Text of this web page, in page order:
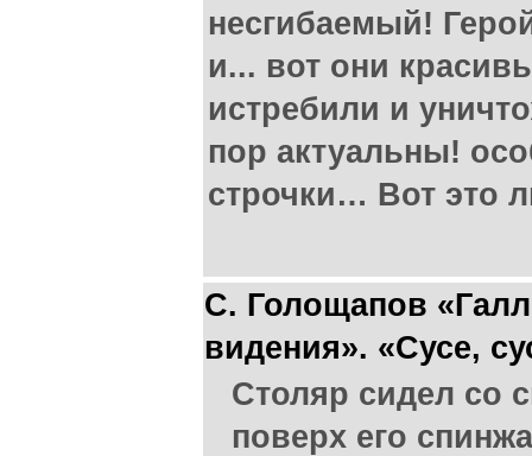
несгибаемый!
и... вот они
истребили и
пор актуальны!
строчки… Вот это
С. Голощапов
видения». «Сусе,
Столяр сидел со
поверх его